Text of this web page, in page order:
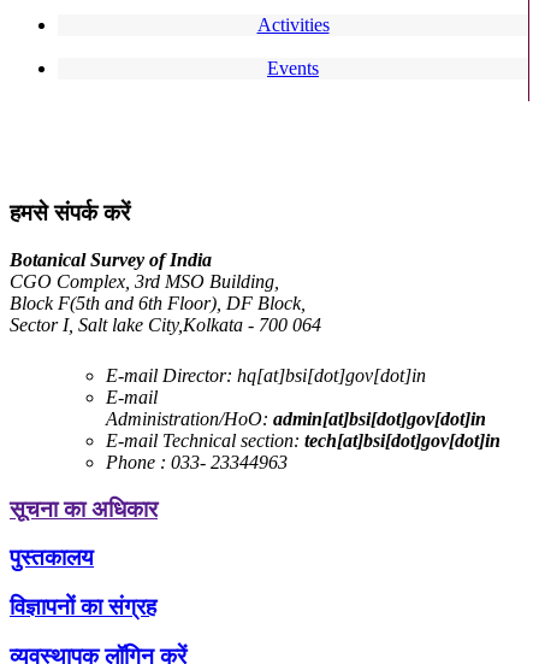
Activities
Events
हमसे संपर्क करें
Botanical Survey of India
CGO Complex, 3rd MSO Building,
Block F(5th and 6th Floor), DF Block,
Sector I, Salt lake City,Kolkata - 700 064
E-mail Director: hq[at]bsi[dot]gov[dot]in
E-mail
Administration/HoO: admin[at]bsi[dot]gov[dot]in
E-mail Technical section: tech[at]bsi[dot]gov[dot]in
Phone : 033- 23344963
सूचना का अधिकार
पुस्तकालय
विज्ञापनों का संग्रह
व्यवस्थापक लॉगिन करें